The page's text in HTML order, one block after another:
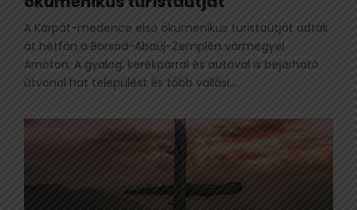
p
c
s
o
ó
d
A Kárpát-medence első ökumenikus turistaútját adták
át hétfőn a Borsod-Abaúj-Zemplén vármegyei
Arnóton. A gyalog, kerékpárral és autóval is bejárható
útvonal hat települést és több vallási...